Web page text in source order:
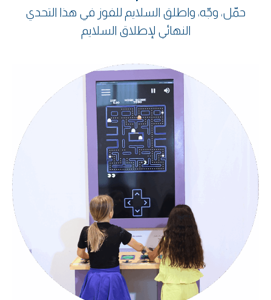
حمّل، وجّه، واطلق السلايم للفوز في هذا التحدي
النهائي لإطلاق السلايم